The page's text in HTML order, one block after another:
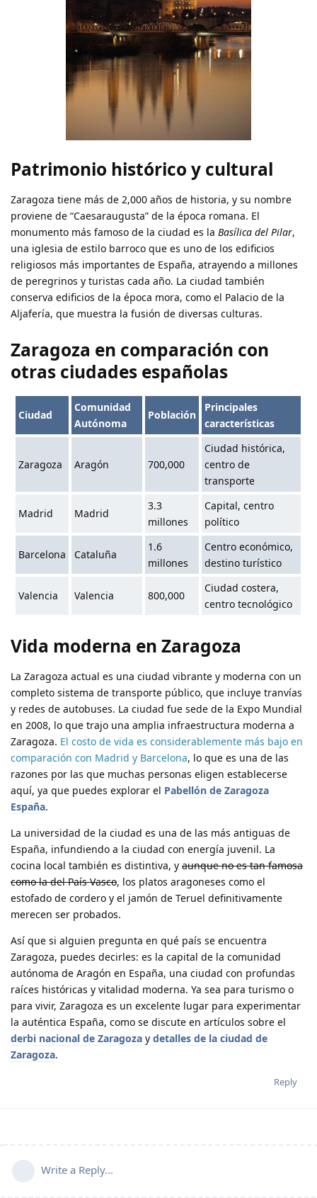
Patrimonio histórico y cultural
Zaragoza tiene más de 2,000 años de historia, y su nombre
proviene de “Caesaraugusta” de la época romana. El
monumento más famoso de la ciudad es la Basílica del Pilar,
una iglesia de estilo barroco que es uno de los edificios
religiosos más importantes de España, atrayendo a millones
de peregrinos y turistas cada año. La ciudad también
conserva edificios de la época mora, como el Palacio de la
Aljafería, que muestra la fusión de diversas culturas.
Zaragoza en comparación con
otras ciudades españolas
Ciudad
Comunidad
Autónoma
Población
Principales
características
Zaragoza Aragón 700,000
Ciudad histórica,
centro de
transporte
Madrid Madrid
3.3
millones
Capital, centro
político
Barcelona Cataluña
1.6
millones
Centro económico,
destino turístico
Valencia Valencia 800,000
Ciudad costera,
centro tecnológico
Vida moderna en Zaragoza
La Zaragoza actual es una ciudad vibrante y moderna con un
completo sistema de transporte público, que incluye tranvías
y redes de autobuses. La ciudad fue sede de la Expo Mundial
en 2008, lo que trajo una amplia infraestructura moderna a
Zaragoza. El costo de vida es considerablemente más bajo en
comparación con Madrid y Barcelona, lo que es una de las
razones por las que muchas personas eligen establecerse
aquí, ya que puedes explorar el Pabellón de Zaragoza
España.
La universidad de la ciudad es una de las más antiguas de
España, infundiendo a la ciudad con energía juvenil. La
cocina local también es distintiva, y aunque no es tan famosa
como la del País Vasco, los platos aragoneses como el
estofado de cordero y el jamón de Teruel definitivamente
merecen ser probados.
Así que si alguien pregunta en qué país se encuentra
Zaragoza, puedes decirles: es la capital de la comunidad
autónoma de Aragón en España, una ciudad con profundas
raíces históricas y vitalidad moderna. Ya sea para turismo o
para vivir, Zaragoza es un excelente lugar para experimentar
la auténtica España, como se discute en artículos sobre el
derbi nacional de Zaragoza y detalles de la ciudad de
Zaragoza.
Reply
Write a Reply...